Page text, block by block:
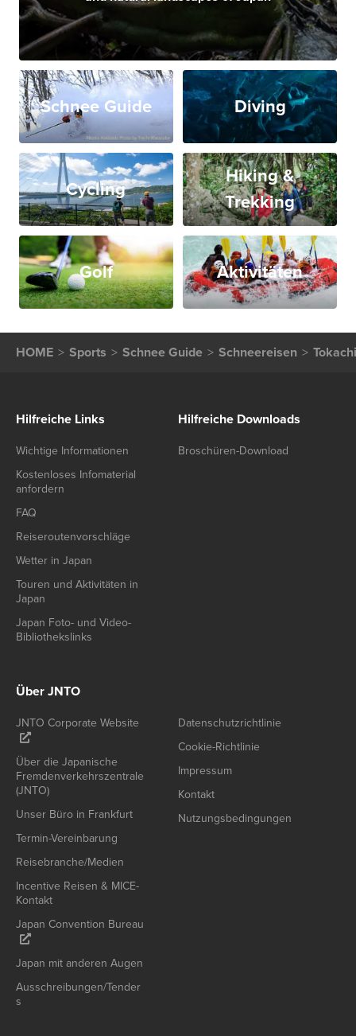
Schnee Guide Diving
Cycling
Hiking &
Trekking
Golf Aktivitäten
HOME Sports Schnee Guide Schneereisen
Hilfreiche Links
Wichtige Informationen
Kostenloses Infomaterial
anfordern
FAQ
Reiseroutenvorschläge
Wetter in Japan
Touren und Aktivitäten in
Japan
Japan Foto- und Video-
Bibliothekslinks
Hilfreiche Downloads
Broschüren-Download
Über JNTO
JNTO Corporate Website
Über die Japanische
Fremdenverkehrszentrale
(JNTO)
Unser Büro in Frankfurt
Termin-Vereinbarung
Reisebranche/Medien
Incentive Reisen & MICE-
Kontakt
Japan Convention Bureau
Japan mit anderen Augen
Ausschreibungen/Tender
s
Datenschutzrichtlinie
Cookie-Richtlinie
Impressum
Kontakt
Nutzungsbedingungen